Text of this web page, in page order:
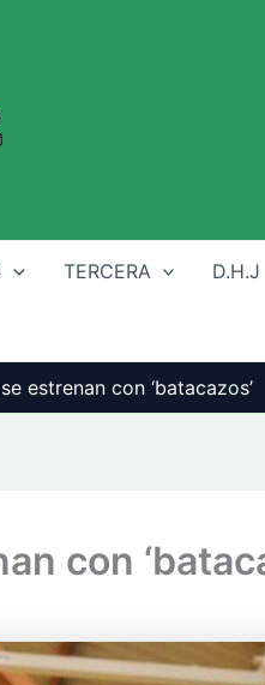
TERCERA D.H.J
estrenan con ‘batacazos’
con